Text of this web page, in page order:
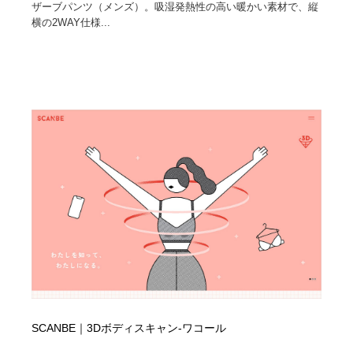
ザーブパンツ（メンズ）。吸湿発熱性の高い暖かい素材で、縦
横の2WAY仕様...
SCANBE｜3Dボディスキャン-ワコール